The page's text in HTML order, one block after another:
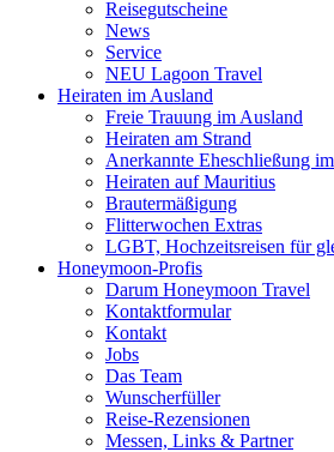
Reisegutscheine
News
Service
NEU Lagoon Travel
Heiraten im Ausland
Freie Trauung im Ausland
Heiraten am Strand
Anerkannte Eheschließung
Heiraten auf Mauritius
Brautermäßigung
Flitterwochen Extras
LGBT, Hochzeitsreisen für
Honeymoon-Profis
Darum Honeymoon Travel
Kontaktformular
Kontakt
Jobs
Das Team
Wunscherfüller
Reise-Rezensionen
Messen, Links & Partner